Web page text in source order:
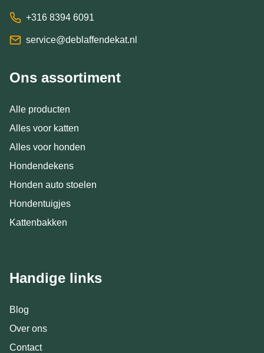
+316 8394 6091
service@deblaffendekat.nl
Ons assortiment
Alle producten
Alles voor katten
Alles voor honden
Hondendekens
Honden auto stoelen
Hondentuigjes
Kattenbakken
Handige links
Blog
Over ons
Contact